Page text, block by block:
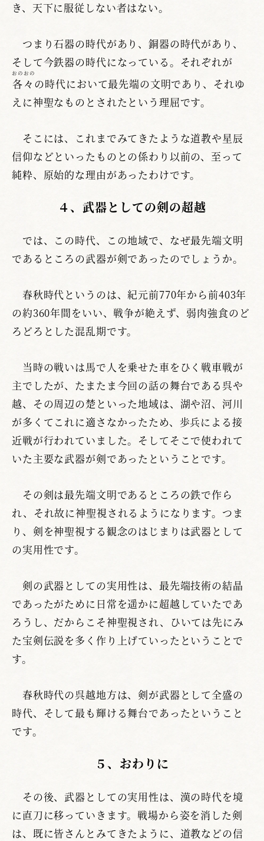
き、天下に服従しない者はない。
つまり石器の時代があり、銅器の時代があり、
そして今鉄器の時代になっている。それぞれが
各々
おのおの
の時代において最先端の文明であり、それゆ
えに神聖なものとされたという理屈です。
そこには、これまでみてきたような道教や星辰
信仰などといったものとの係わり以前の、至って
純粋、原始的な理由があったわけです。
４、武器としての剣の超越
では、この時代、この地域で、なぜ最先端文明
であるところの武器が剣であったのでしょうか。
春秋時代というのは、紀元前770年から前403年
の約360年間をいい、戦争が絶えず、弱肉強食のど
ろどろとした混乱期です。
当時の戦いは馬で人を乗せた車をひく戦車戦が
主でしたが、たまたま今回の話の舞台である呉や
越、その周辺の楚といった地域は、湖や沼、河川
が多くてこれに適さなかったため、歩兵による接
近戦が行われていました。そしてそこで使われて
いた主要な武器が剣であったということです。
その剣は最先端文明であるところの鉄で作ら
れ、それ故に神聖視されるようになります。つま
り、剣を神聖視する観念のはじまりは武器として
の実用性です。
剣の武器としての実用性は、最先端技術の結晶
であったがために日常を遥かに超越していたであ
ろうし、だからこそ神聖視され、ひいては先にみ
た宝剣伝説を多く作り上げていったということで
す。
春秋時代の呉越地方は、剣が武器として全盛の
時代、そして最も輝ける舞台であったということ
です。
５、おわりに
その後、武器としての実用性は、漢の時代を境
に直刀に移っていきます。戦場から姿を消した剣
は、既に皆さんとみてきたように、道教などの信